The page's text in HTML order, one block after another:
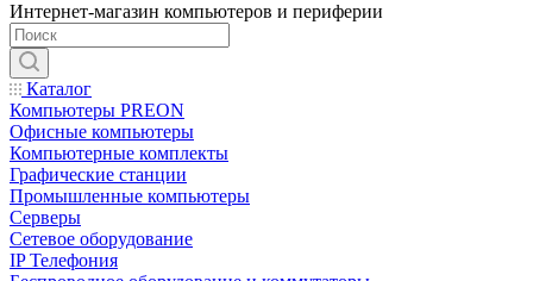
Интернет-магазин компьютеров и периферии
Каталог
Компьютеры PREON
Офисные компьютеры
Компьютерные комплекты
Графические станции
Промышленные компьютеры
Серверы
Сетевое оборудование
IP Телефония